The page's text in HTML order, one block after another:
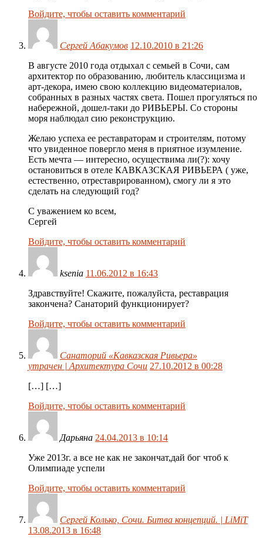
Войдите, чтобы оставить комментарий
Сергей Абакумов 12.10.2010 в 21:26
В августе 2010 года отдыхал с семьей в Сочи, сам
архитектор по образованию, любитель классицизма и
арт-декора, имею свою коллекцию видеоматериалов,
собранных в разных частях света. Пошел прогуляться по
набережной, дошел-таки до РИВЬЕРЫ. Со стороны
моря наблюдал сию реконструкцию.
Желаю успеха ее реставраторам и строителям, потому
что увиденное повергло меня в приятное изумление.
Есть мечта — интересно, осуществима ли(?): хочу
остановиться в отеле КАВКАЗСКАЯ РИВЬЕРА ( уже,
естественно, отреставрированном), смогу ли я это
сделать на следующий год?
С уважением ко всем,
Сергей
Войдите, чтобы оставить комментарий
ksenia 11.06.2012 в 16:43
Здравствуйте! Скажите, пожалуйста, реставрация
закончена? Санаторий функционирует?
Войдите, чтобы оставить комментарий
Санаторий «Кавказская Ривьера»
утрачен | Архитектура Сочи 27.10.2012 в 00:28
[…] […]
Войдите, чтобы оставить комментарий
Дарьяна 24.04.2013 в 10:14
Уже 2013г. а все не как не закончат,дай бог чтоб к
Олимпиаде успели
Войдите, чтобы оставить комментарий
Сергей Колько, Сочи. Битва концепций. | LiMiT
13.08.2013 в 16:48